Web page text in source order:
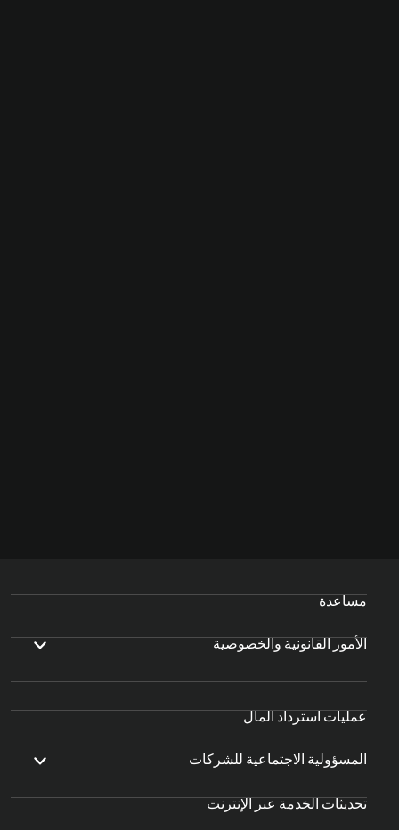
مساعدة
الأمور القانونية والخصوصية
عمليات استرداد المال
المسؤولية الاجتماعية للشركات
تحديثات الخدمة عبر الإنترنت